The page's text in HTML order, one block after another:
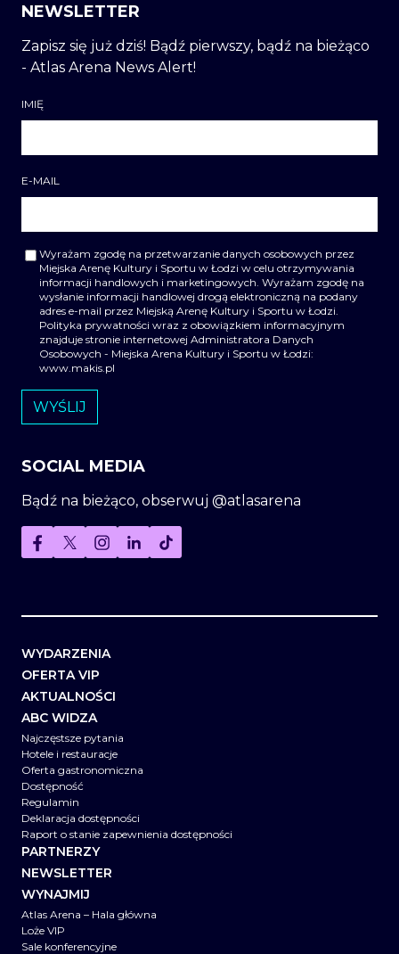
NEWSLETTER
Zapisz się już dziś! Bądź pierwszy, bądź na bieżąco
- Atlas Arena News Alert!
IMIĘ
E-MAIL
Wyrażam zgodę na przetwarzanie danych osobowych przez
Miejska Arenę Kultury i Sportu w Łodzi w celu otrzymywania
informacji handlowych i marketingowych. Wyrażam zgodę na
wysłanie informacji handlowej drogą elektroniczną na podany
adres e-mail przez Miejską Arenę Kultury i Sportu w Łodzi.
Polityka prywatności wraz z obowiązkiem informacyjnym
znajduje stronie internetowej Administratora Danych
Osobowych - Miejska Arena Kultury i Sportu w Łodzi:
www.makis.pl
SOCIAL MEDIA
Bądź na bieżąco, obserwuj @atlasarena
WYDARZENIA
OFERTA VIP
AKTUALNOŚCI
ABC WIDZA
Najczęstsze pytania
Hotele i restauracje
Oferta gastronomiczna
Dostępność
Regulamin
Deklaracja dostępności
Raport o stanie zapewnienia dostępności
PARTNERZY
NEWSLETTER
WYNAJMIJ
Atlas Arena – Hala główna
Loże VIP
Sale konferencyjne